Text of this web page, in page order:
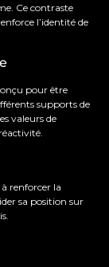
Ce contraste
l’identité de
pour être
supports de
valeurs de
renforcer la
sa position sur